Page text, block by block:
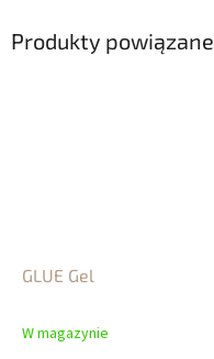
Produkty powiązane
GLUE Gel
W magazynie